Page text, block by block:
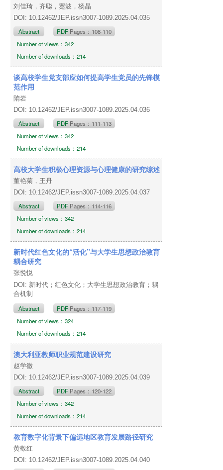
刘佳琦，齐聪，蹇波，杨晶
DOI: 10.12462/JEP.issn3007-1089.2025.04.035
Abstract PDF Pages：108-110
Number of views：342
Number of downloads：214
谈高校学生党支部应如何提高学生党员的先锋模
范作用
隋岩
DOI: 10.12462/JEP.issn3007-1089.2025.04.036
Abstract PDF Pages：111-113
Number of views：342
Number of downloads：214
高校大学生积极心理资源与心理健康的研究综述
董艳菊，王丹
DOI: 10.12462/JEP.issn3007-1089.2025.04.037
Abstract PDF Pages：114-116
Number of views：342
Number of downloads：214
新时代红色文化的“活化”与大学生思想政治教育
耦合研究
张悦悦
DOI: 新时代；红色文化；大学生思想政治教育；耦
合机制
Abstract PDF Pages：117-119
Number of views：324
Number of downloads：214
澳大利亚教师职业规范建设研究
赵学徽
DOI: 10.12462/JEP.issn3007-1089.2025.04.039
Abstract PDF Pages：120-122
Number of views：342
Number of downloads：214
教育数字化背景下偏远地区教育发展路径研究
黄敬红
DOI: 10.12462/JEP.issn3007-1089.2025.04.040